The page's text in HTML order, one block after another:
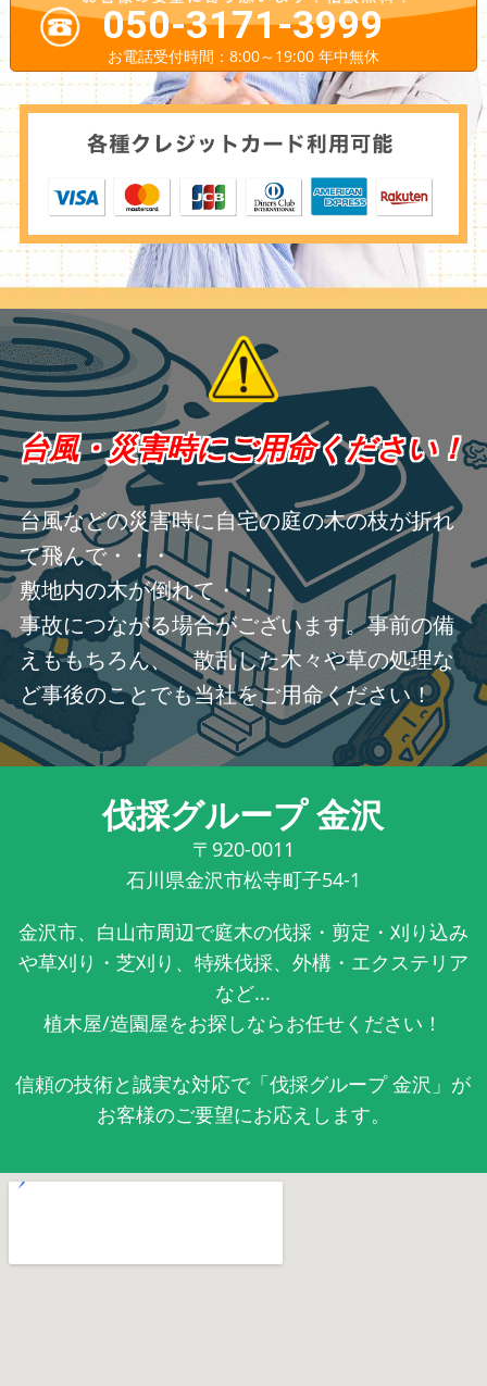
050-3171-3999
お電話受付時間：8:00～19:00 年中無休
台風・災害時にご用命ください！
台風などの災害時に自宅の庭の木の枝が折れ
て飛んで・・・
敷地内の木が倒れて・・・
事故につながる場合がございます。事前の備
えももちろん、 散乱した木々や草の処理な
ど事後のことでも当社をご用命ください！
伐採グループ 金沢
〒920-0011
石川県金沢市松寺町子54-1
金沢市、白山市周辺で庭木の伐採・剪定・刈り込み
や草刈り・芝刈り、特殊伐採、外構・エクステリア
など...
植木屋/造園屋をお探しならお任せください！
信頼の技術と誠実な対応で「伐採グループ 金沢」が
お客様のご要望にお応えします。